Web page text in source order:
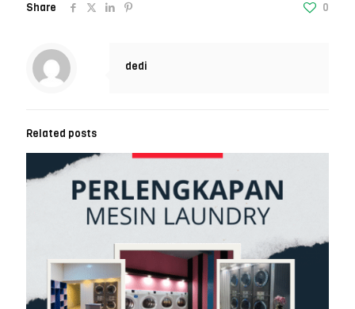
Share 0
dedi
Related posts